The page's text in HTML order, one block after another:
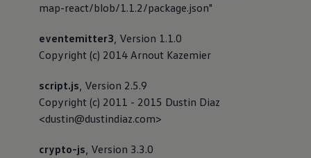
map-react/blob/1.1.2/package.json"
eventemitter3, Version 1.1.0
Copyright (c) 2014 Arnout Kazemier
script.js, Version 2.5.9
Copyright (c) 2011 - 2015 Dustin Diaz
<dustin@dustindiaz.com>
crypto-js, Version 3.3.0